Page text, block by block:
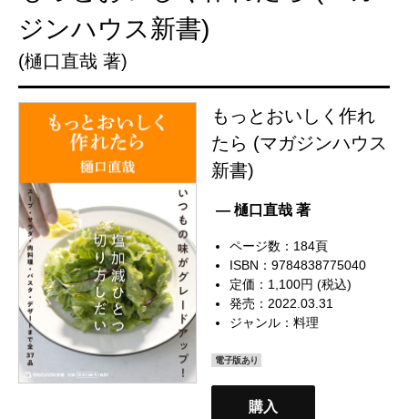
ジンハウス新書)
(樋口直哉 著)
もっとおいしく作れ
たら (マガジンハウス
新書)
— 樋口直哉 著
ページ数：184頁
ISBN：9784838775040
定価：1,100円 (税込)
発売：2022.03.31
ジャンル：料理
電子版あり
購入